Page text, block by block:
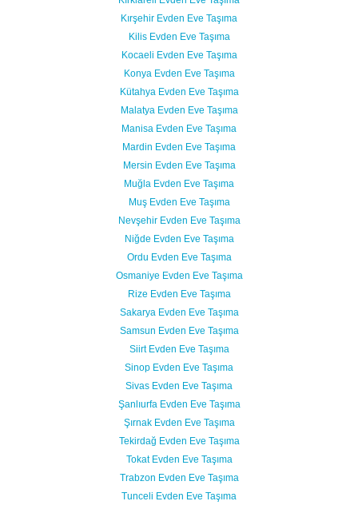
Kırşehir Evden Eve Taşıma
Kilis Evden Eve Taşıma
Kocaeli Evden Eve Taşıma
Konya Evden Eve Taşıma
Kütahya Evden Eve Taşıma
Malatya Evden Eve Taşıma
Manisa Evden Eve Taşıma
Mardin Evden Eve Taşıma
Mersin Evden Eve Taşıma
Muğla Evden Eve Taşıma
Muş Evden Eve Taşıma
Nevşehir Evden Eve Taşıma
Niğde Evden Eve Taşıma
Ordu Evden Eve Taşıma
Osmaniye Evden Eve Taşıma
Rize Evden Eve Taşıma
Sakarya Evden Eve Taşıma
Samsun Evden Eve Taşıma
Siirt Evden Eve Taşıma
Sinop Evden Eve Taşıma
Sivas Evden Eve Taşıma
Şanlıurfa Evden Eve Taşıma
Şırnak Evden Eve Taşıma
Tekirdağ Evden Eve Taşıma
Tokat Evden Eve Taşıma
Trabzon Evden Eve Taşıma
Tunceli Evden Eve Taşıma